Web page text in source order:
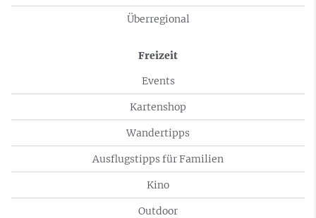
Überregional
Freizeit
Events
Kartenshop
Wandertipps
Ausflugstipps für Familien
Kino
Outdoor